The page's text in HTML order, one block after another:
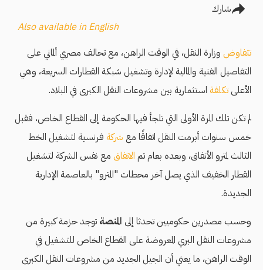
شارك
Also available in English
تتفاوض وزارة النقل، في الوقت الراهن، مع تحالف مصري ألماني على
التفاصيل الفنية والمالية لإدارة وتشغيل شبكة القطارات السريعة، وهي
الأعلىتكلفة استثمارية بين مشروعات النقل الكبرى في البلاد.
لم تكن تلك المرة الأولى التي تلجأ فيها الحكومة إلى القطاع الخاص، فقبل
خمس سنوات أبرمت النقل اتفاقًا مع شركة فرنسية لتشغيل الخط
الثالث لمترو الأنفاق، وبعده بعام تم الاتفاق مع نفس الشركة لتشغيل
القطار الخفيف الذي يصل آخر محطات "المترو" بالعاصمة الإدارية
الجديدة.
وحسب مصدرين حكوميين تحدثا إلى المنصة توجد حزمة كبيرة من
مشروعات النقل البري المعروضة على القطاع الخاص للتشغيل في
الوقت الراهن، ما يعني أن الجيل الجديد من مشروعات النقل الكبرى